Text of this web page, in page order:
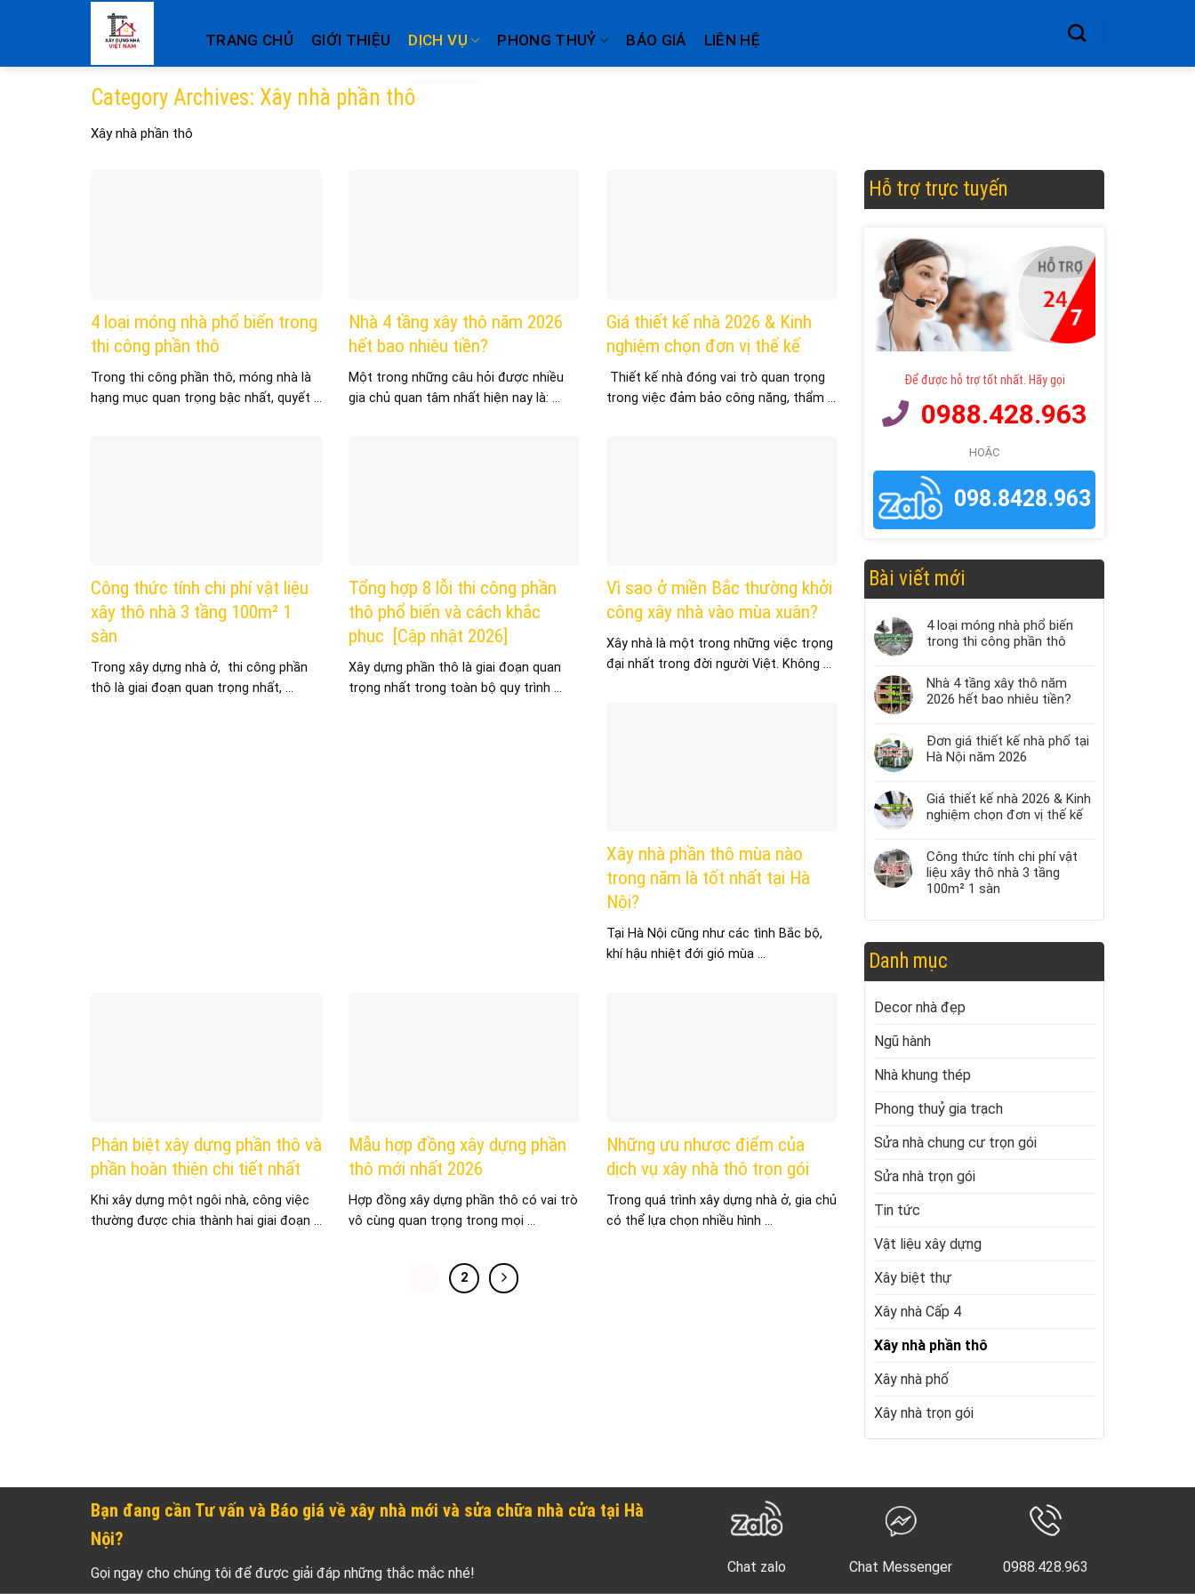
TRANG CHỦ GIỚI THIỆU DỊCH VỤ PHONG THUỶ BÁO GIÁ LIÊN HỆ
Category Archives: Xây nhà phần thô
Xây nhà phần thô
4 loại móng nhà phổ biến trong
thi công phần thô
Trong thi công phần thô, móng nhà là
hạng mục quan trọng bậc nhất, quyết ...
Nhà 4 tầng xây thô năm 2026
hết bao nhiêu tiền?
Một trong những câu hỏi được nhiều
gia chủ quan tâm nhất hiện nay là: ...
Giá thiết kế nhà 2026 & Kinh
nghiệm chọn đơn vị thế kế
Thiết kế nhà đóng vai trò quan trọng
trong việc đảm bảo công năng, thẩm ...
Công thức tính chi phí vật liệu
xây thô nhà 3 tầng 100m² 1
sàn
Trong xây dựng nhà ở, thi công phần
thô là giai đoạn quan trọng nhất, ...
Tổng hợp 8 lỗi thi công phần
thô phổ biến và cách khắc
phục [Cập nhật 2026]
Xây dựng phần thô là giai đoạn quan
trọng nhất trong toàn bộ quy trình ...
Vì sao ở miền Bắc thường khởi
công xây nhà vào mùa xuân?
Xây nhà là một trong những việc trọng
đại nhất trong đời người Việt. Không ...
Xây nhà phần thô mùa nào
trong năm là tốt nhất tại Hà
Nội?
Tại Hà Nội cũng như các tình Bắc bộ,
khí hậu nhiệt đới gió mùa ...
Phân biệt xây dựng phần thô và
phần hoàn thiện chi tiết nhất
Khi xây dựng một ngôi nhà, công việc
thường được chia thành hai giai đoạn ...
Mẫu hợp đồng xây dựng phần
thô mới nhất 2026
Hợp đồng xây dựng phần thô có vai trò
vô cùng quan trọng trong mọi ...
Những ưu nhược điểm của
dịch vụ xây nhà thô trọn gói
Trong quá trình xây dựng nhà ở, gia chủ
có thể lựa chọn nhiều hình ...
2
Hỗ trợ trực tuyến
Để được hỗ trợ tốt nhất. Hãy gọi
0988.428.963
HOẶC
098.8428.963
Bài viết mới
4 loại móng nhà phổ biến
trong thi công phần thô
Nhà 4 tầng xây thô năm
2026 hết bao nhiêu tiền?
Đơn giá thiết kế nhà phố tại
Hà Nội năm 2026
Giá thiết kế nhà 2026 & Kinh
nghiệm chọn đơn vị thế kế
Công thức tính chi phí vật
liệu xây thô nhà 3 tầng
100m² 1 sàn
Danh mục
Decor nhà đẹp
Ngũ hành
Nhà khung thép
Phong thuỷ gia trạch
Sửa nhà chung cư trọn gói
Sửa nhà trọn gói
Tin tức
Vật liệu xây dựng
Xây biệt thự
Xây nhà Cấp 4
Xây nhà phần thô
Xây nhà phố
Xây nhà trọn gói
Bạn đang cần Tư vấn và Báo giá về xây nhà mới và sửa chữa nhà cửa tại Hà
Nội?
Gọi ngay cho chúng tôi để được giải đáp những thắc mắc nhé! Chat zalo Chat Messenger 0988.428.963